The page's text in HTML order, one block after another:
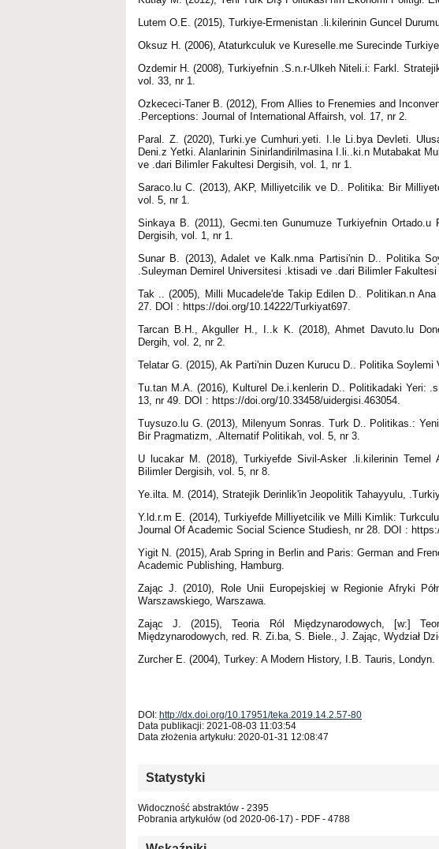
Lutem O.E. (2015), Turkiye-Ermenistan .li.kilerinin Guncel
Oksuz H. (2006), Ataturkculuk ve Kureselle.me Surecinde
Ozdemir H. (2008), Turkiyefnin .S.n.r-Ulkeh Niteli.i: Farkl.
vol. 33, nr 1.
Ozkececi-Taner B. (2012), From Allies to Frenemies and
.Perceptions: Journal of International Affairsh, vol. 17, nr 2.
Paral. Z. (2020), Turki.ye Cumhuri.yeti. I.le Li.bya Devleti.
Deni.z Yetki. Alanlarinin Sinirlandirilmasina I.li..ki.n Mutabakat
ve .dari Bilimler Fakultesi Dergisih, vol. 1, nr 1.
Saraco.lu C. (2013), AKP, Milliyetcilik ve D.. Politika: Bir
vol. 5, nr 1.
Sinkaya B. (2011), Gecmi.ten Gunumuze Turkiyefnin
Dergisih, vol. 1, nr 1.
Sunar B. (2013), Adalet ve Kalk.nma Partisi'nin D.. Politika
.Suleyman Demirel Universitesi .ktisadi ve .dari Bilimler
Tak .. (2005), Milli Mucadele'de Takip Edilen D.. Politikan.n
27. DOI : https://doi.org/10.14222/Turkiyat697.
Tarcan B.H., Akguller H., I..k K. (2018), Ahmet Davuto.lu
Dergih, vol. 2, nr 2.
Telatar G. (2015), Ak Parti'nin Duzen Kurucu D.. Politika
Tu.tan M.A. (2016), Kulturel De.i.kenlerin D.. Politikadaki Yeri:
13, nr 49. DOI : https://doi.org/10.33458/uidergisi.463054.
Tuysuzo.lu G. (2013), Milenyum Sonras. Turk D.. Politikas.:
Bir Pragmatizm, .Alternatif Politikah, vol. 5, nr 3.
U lucakar M. (2018), Turkiyefde Sivil-Asker .li.kilerinin Temel
Bilimler Dergisih, vol. 5, nr 8.
Ye.ilta. M. (2014), Stratejik Derinlik'in Jeopolitik Tahayyulu,
Y.ld.r.m E. (2014), Turkiyefde Milliyetcilik ve Milli Kimlik:
Journal Of Academic Social Science Studiesh, nr 28. DOI :
Yigit N. (2015), Arab Spring in Berlin and Paris: German and
Academic Publishing, Hamburg.
Zając J. (2010), Role Unii Europejskiej w Regionie Afryki
Warszawskiego, Warszawa.
Zając J. (2015), Teoria Ról Międzynarodowych, [w:]
Międzynarodowych, red. R. Zi.ba, S. Biele., J. Zając, Wydział
Zurcher E. (2004), Turkey: A Modern History, I.B. Tauris, Londyn.
DOI: http://dx.doi.org/10.17951/teka.2019.14.2.57-80
Data publikacji: 2021-08-03 11:03:54
Data złożenia artykułu: 2020-01-31 12:08:47
Statystyki
Widoczność abstraktów - 2395
Pobrania artykułów (od 2020-06-17) - PDF - 4788